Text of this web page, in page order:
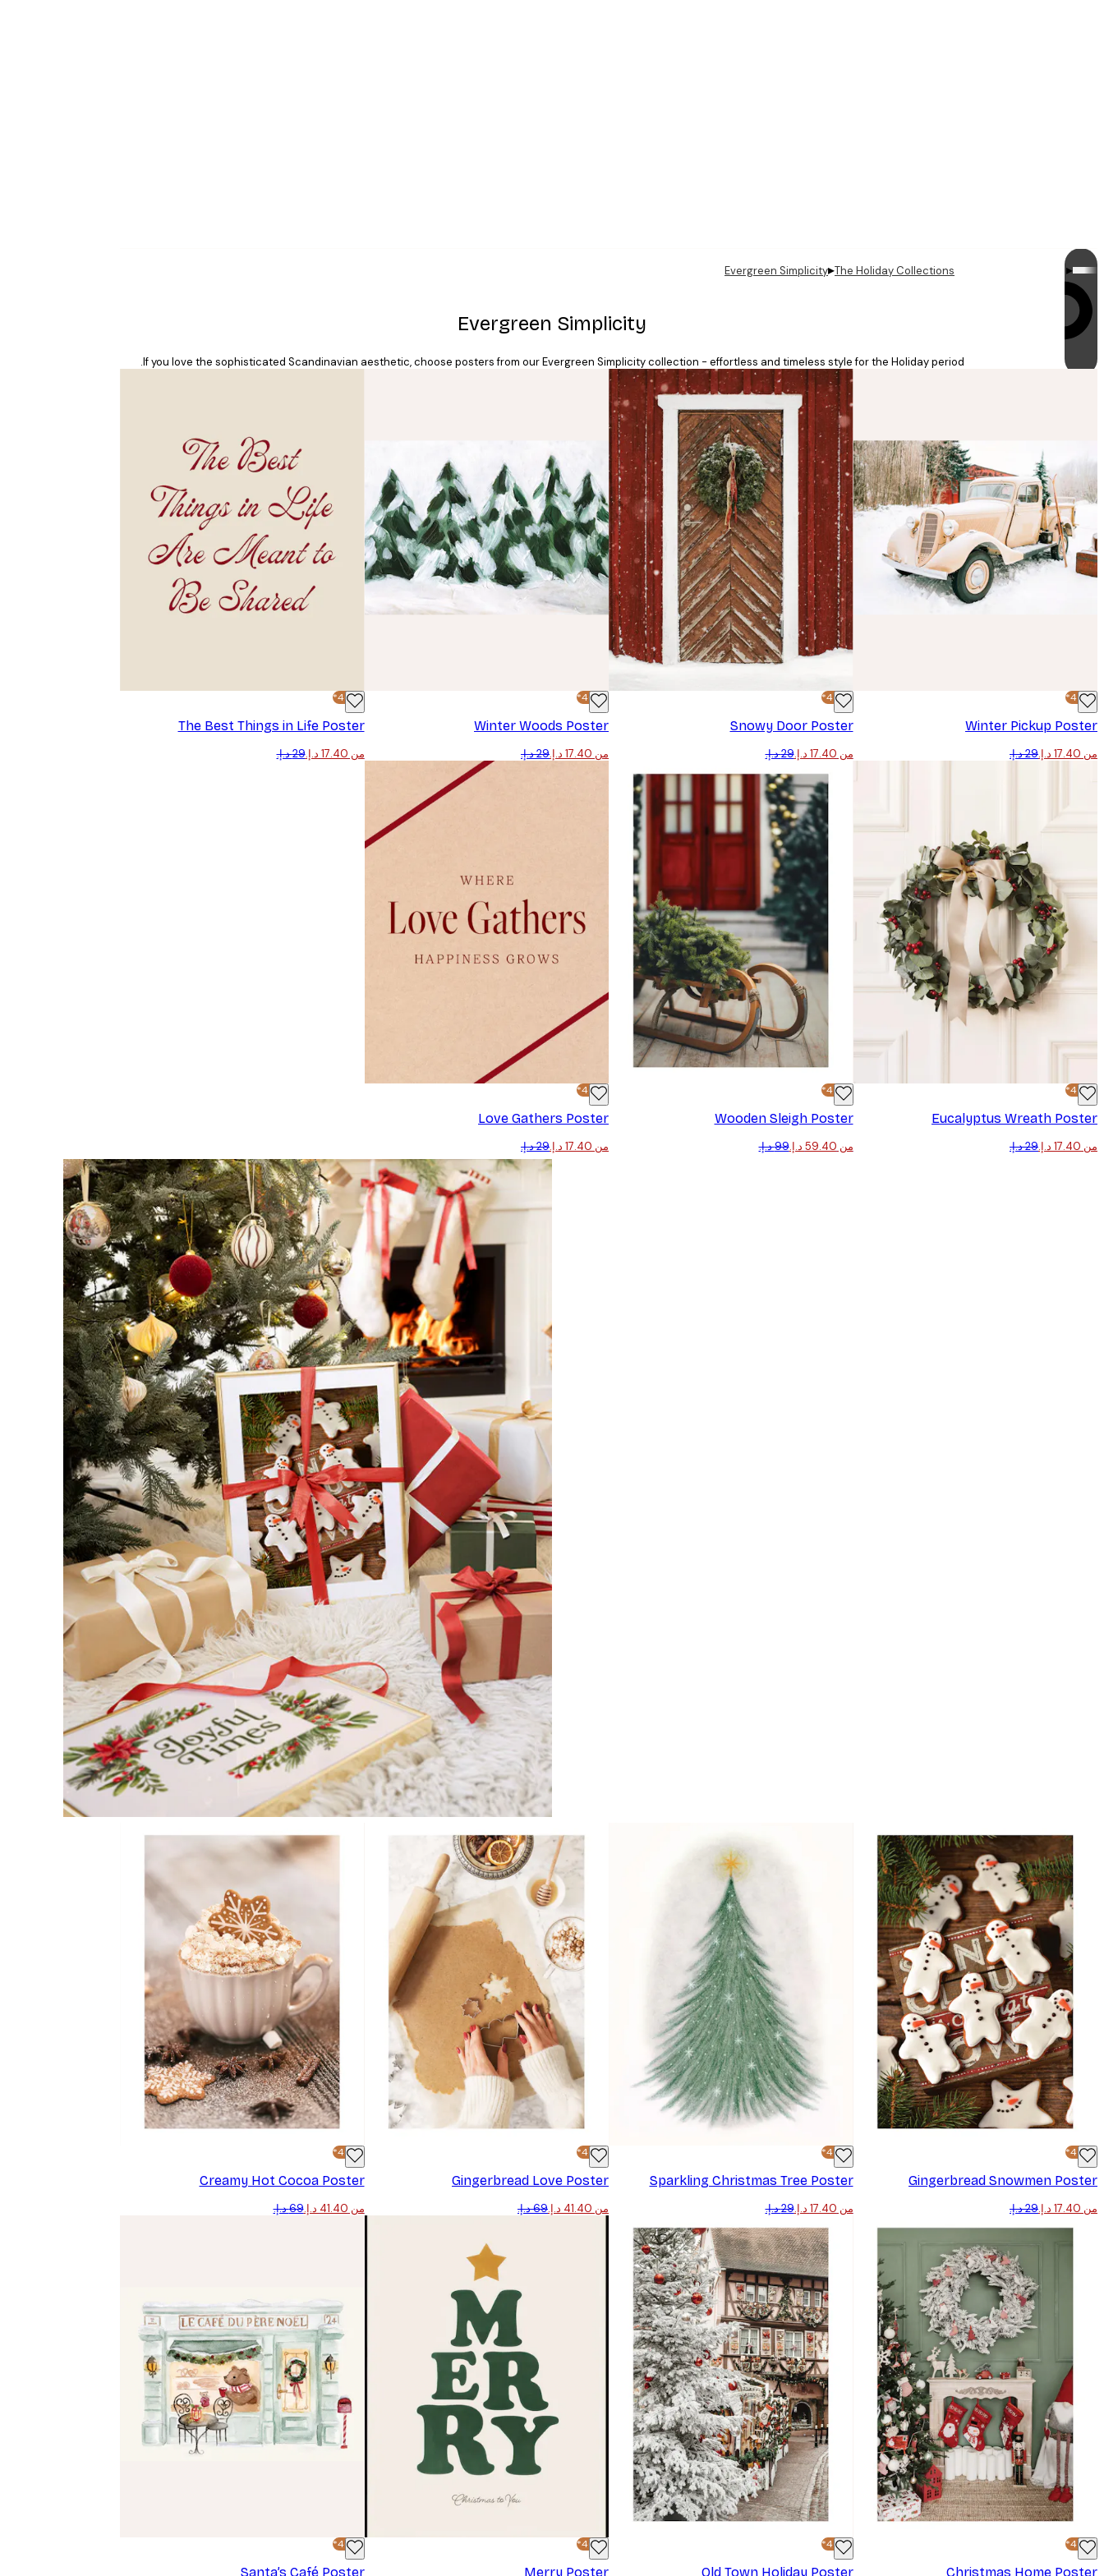
▸
The Holiday Collections
▸
Evergreen Simplicity
Evergreen Simplicity
If you love the sophisticated Scandinavian aesthetic, choose posters from our Evergreen Simplicity collection - effortless and timeless style for the Holiday period.
-40%*
Winter Pickup Poster
من ‏17.40 د.إ.‏
-40%*
Snowy Door Poster
من ‏17.40 د.إ.‏ ‏29 د.إ.‏
-40%*
Winter Woods Poster
من ‏17.40 د.إ.‏
-40%*
The Best Things in Life Poster
من ‏17.40 د.إ.‏ ‏29 د.إ.‏
-40%*
Eucalyptus Wreath Poster
من ‏17.40 د.إ.‏
-40%*
Wooden Sleigh Poster
من ‏59.40 د.إ.‏ ‏99 د.إ.‏
-40%*
Love Gathers Poster
من ‏17.40 د.إ.‏
تشغيل الحلقات
-40%*
Gingerbread Snowmen Poster
من ‏17.40 د.إ.‏
-40%*
Sparkling Christmas Tree Poster
من ‏17.40 د.إ.‏ ‏29 د.إ.‏
-40%*
Gingerbread Love Poster
من ‏41.40 د.إ.‏
-40%*
Creamy Hot Cocoa Poster
من ‏41.40 د.إ.‏ ‏69 د.إ.‏
-40%*
Christmas Home Poster
-40%*
Old Town Holiday Poster
-40%*
Merry Poster
-40%*
Santa’s Café Poster